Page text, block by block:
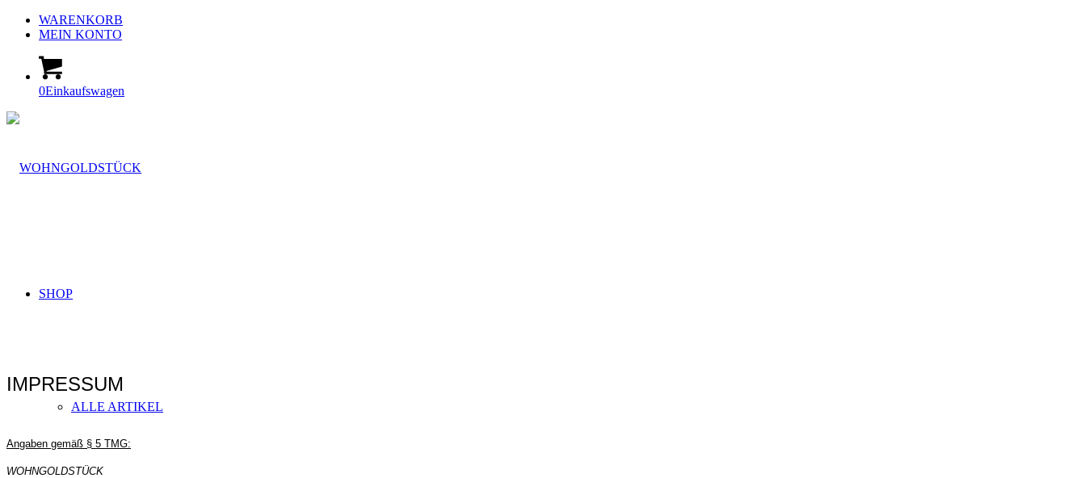
WARENKORB
MEIN KONTO
0Einkaufswagen
SHOP
ALLE ARTIKEL
IMPRESSUM
Angaben gemäß § 5 TMG:
WOHNGOLDSTÜCK